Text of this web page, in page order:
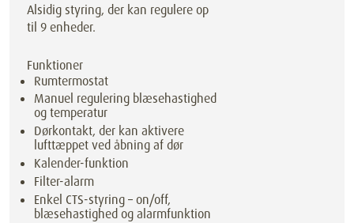
Alsidig styring, der kan regulere op
til 9 enheder.
Funktioner
Rumtermostat
Manuel regulering blæsehastighed
og temperatur
Dørkontakt, der kan aktivere
lufttæppet ved åbning af dør
Kalender-funktion
Filter-alarm
Enkel CTS-styring – on/off,
blæsehastighed og alarmfunktion